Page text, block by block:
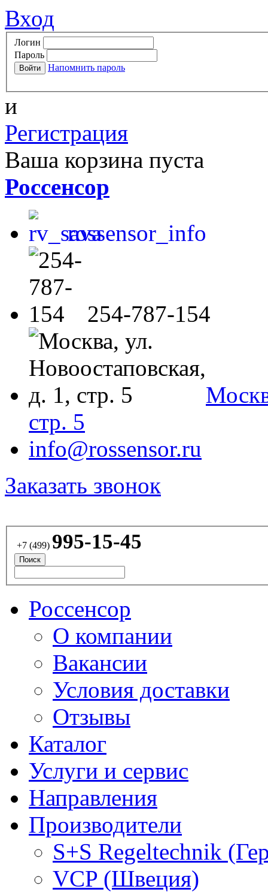
Вход
Логин
Пароль
Напомнить пароль
и
Регистрация
Ваша корзина пуста
Россенсор
rossensor_info
254-787-154
стр. 5
info@rossensor.ru
Заказать звонок
+7 (499) 995-15-45
Россенсор
О компании
Вакансии
Условия доставки
Отзывы
Каталог
Услуги и сервис
Направления
Производители
S+S Regeltechnik
VCP (Швеция)